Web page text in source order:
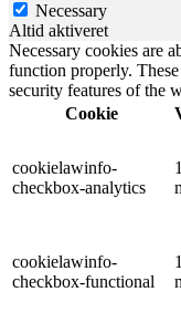
Necessary
Altid aktiveret
Necessary cookies are
function properly.
security features of the
Cookie
cookielawinfo-
checkbox-analytics
cookielawinfo-
checkbox-functional